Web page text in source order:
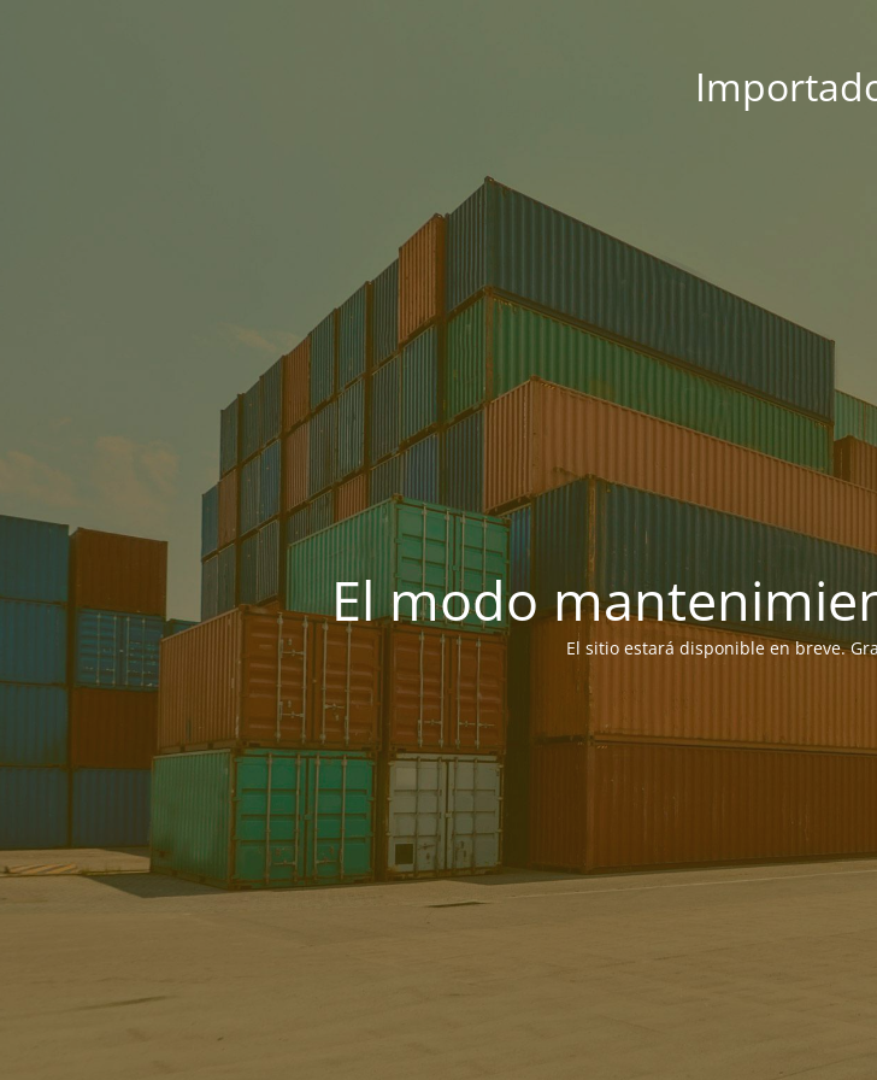
El modo
El sitio estará disponible en breve.